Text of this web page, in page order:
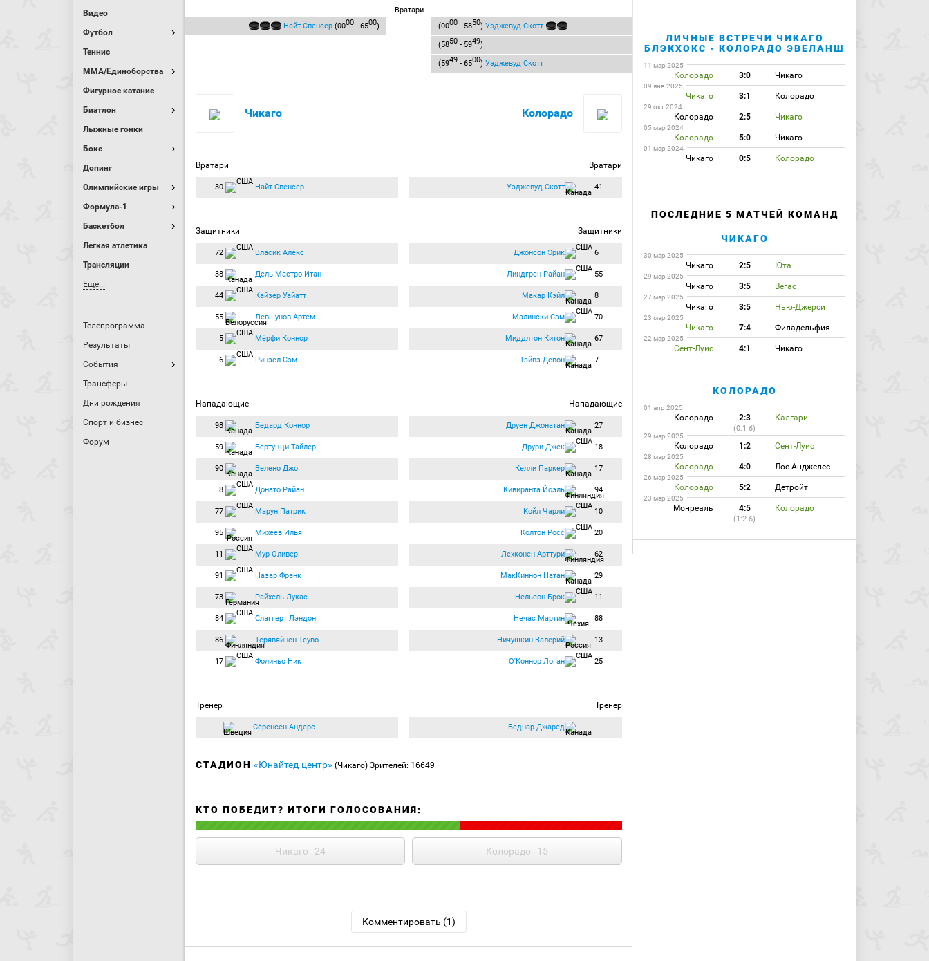
Видео
Футбол
Теннис
MMA/Единоборства
Фигурное катание
Биатлон
Лыжные гонки
Бокс
Допинг
Олимпийские игры
Формула-1
Баскетбол
Легкая атлетика
Трансляции
Еще...
Телепрограмма
Результаты
События
Трансферы
Дни рождения
Спорт и бизнес
Форум
Вратари
Найт Спенсер (0000 - 6500) (0000 - 5850)Уэджевуд Скотт
(5850 - 5949)
(5949 - 6500)Уэджевуд Скотт
Чикаго
Вратари
30 Найт Спенсер
Защитники
72 Власик Алекс
38 Дель Мастро Итан
44 Кайзер Уайатт
55 Левшунов Артем
5 Мёрфи Коннор
6 Ринзел Сэм
Нападающие
98 Бедард Коннор
59 Бертуцци Тайлер
90 Велено Джо
8 Донато Райан
77 Марун Патрик
95 Михеев Илья
11 Мур Оливер
91 Назар Фрэнк
73 Райхель Лукас
84 Слаггерт Лэндон
86 Терявяйнен Теуво
17 Фолиньо Ник
Тренер
Сёренсен Андерс
Колорадо
Вратари
Уэджевуд Скотт 41
Защитники
Джонсон Эрик 6
Линдгрен Райан 55
Макар Кэйл 8
Малински Сэм 70
Миддлтон Китон 67
Тэйвз Девон 7
Нападающие
Друен Джонатан 27
Друри Джек 18
Келли Паркер 17
Кивиранта Йоэль 94
Койл Чарли 10
Колтон Росс 20
Лехконен Арттури 62
МакКиннон Натан 29
Нельсон Брок 11
Нечас Мартин 88
Ничушкин Валерий 13
О'Коннор Логан 25
Тренер
Беднар Джаред
СТАДИОН «Юнайтед-центр» (Чикаго) Зрителей: 16649
КТО ПОБЕДИТ? ИТОГИ ГОЛОСОВАНИЯ:
Чикаго 24 Колорадо 15
Комментировать (1)
ЛИЧНЫЕ ВСТРЕЧИ ЧИКАГО
БЛЭКХОКС - КОЛОРАДО ЭВЕЛАНШ
11 мар 2025
Колорадо 3:0 Чикаго
09 янв 2025
Чикаго 3:1 Колорадо
29 окт 2024
Колорадо 2:5 Чикаго
05 мар 2024
Колорадо 5:0 Чикаго
01 мар 2024
Чикаго 0:5 Колорадо
ПОСЛЕДНИЕ 5 МАТЧЕЙ КОМАНД
ЧИКАГО
30 мар 2025
Чикаго 2:5 Юта
29 мар 2025
Чикаго 3:5 Вегас
27 мар 2025
Чикаго 3:5 Нью-Джерси
23 мар 2025
Чикаго 7:4 Филадельфия
22 мар 2025
Сент-Луис 4:1 Чикаго
КОЛОРАДО
01 апр 2025
Колорадо 2:3 Калгари
(0:1 б)
29 мар 2025
Колорадо 1:2 Сент-Луис
28 мар 2025
Колорадо 4:0 Лос-Анджелес
26 мар 2025
Колорадо 5:2 Детройт
23 мар 2025
Монреаль 4:5 Колорадо
(1:2 б)